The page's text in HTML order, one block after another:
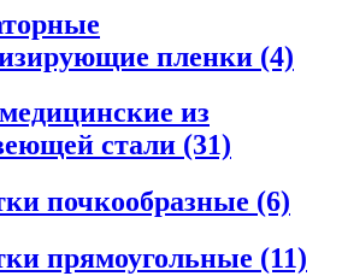
пленки (4)
из
стали (31)
почкообразные (6)
прямоугольные (11)